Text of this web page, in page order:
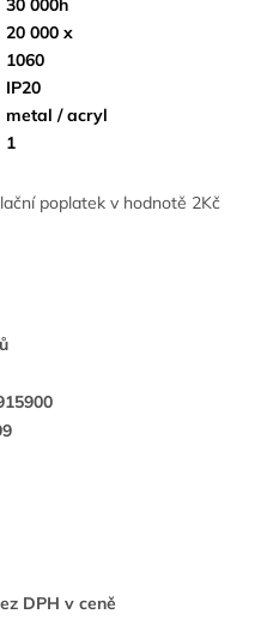
30 000h
20 000 x
1060
IP20
metal / acryl
1
poplatek v hodnotě 2Kč
DPH v ceně